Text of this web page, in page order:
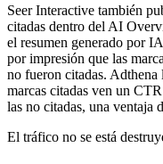
Seer Interactive también
citadas dentro del AI
el resumen generado por
por impresión que las
no fueron citadas. Adthena
marcas citadas ven un
las no citadas, una ventaja
El tráfico no se está